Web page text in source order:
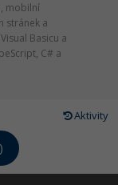
mobilní
stránek a
Basicu a
C# a
Aktivity